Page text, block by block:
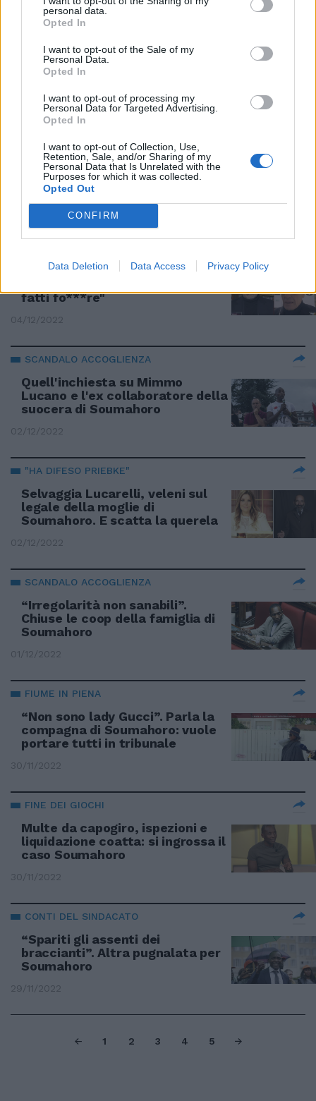
personal data.
Opted In
I want to opt-out of the Sale of my
Personal Data.
Opted In
I want to opt-out of processing my
Personal Data for Targeted Advertising.
Opted In
I want to opt-out of Collection, Use,
Retention, Sale, and/or Sharing of my
Personal Data that Is Unrelated with the
Purposes for which it was collected.
Opted Out
CONFIRM
Data Deletion Data Access Privacy Policy
COLPO BASSO
"Anche nel centrodestra...",
incredibile Boldrini su
Soumahoro. Chi tira in ballo
06/12/2022
"Basta con i testimonial
dell'accoglienza". La linea dura
di Piantedosi
05/12/2022
La sinistra e Soumahoro,
fatti fo***re"
04/12/2022
SCANDALO ACCOGLIENZA
Quell'inchiesta su Mimmo
Lucano e l'ex collaboratore della
suocera di Soumahoro
02/12/2022
"HA DIFESO PRIEBKE"
Selvaggia Lucarelli, veleni sul
legale della moglie di
Soumahoro. E scatta la querela
02/12/2022
SCANDALO ACCOGLIENZA
“Irregolarità non sanabili”.
Chiuse le coop della famiglia di
Soumahoro
01/12/2022
FIUME IN PIENA
“Non sono lady Gucci”. Parla la
compagna di Soumahoro: vuole
portare tutti in tribunale
30/11/2022
FINE DEI GIOCHI
Multe da capogiro, ispezioni e
liquidazione coatta: si ingrossa il
caso Soumahoro
30/11/2022
CONTI DEL SINDACATO
“Spariti gli assenti dei
braccianti”. Altra pugnalata per
Soumahoro
29/11/2022
1 2 3 4 5